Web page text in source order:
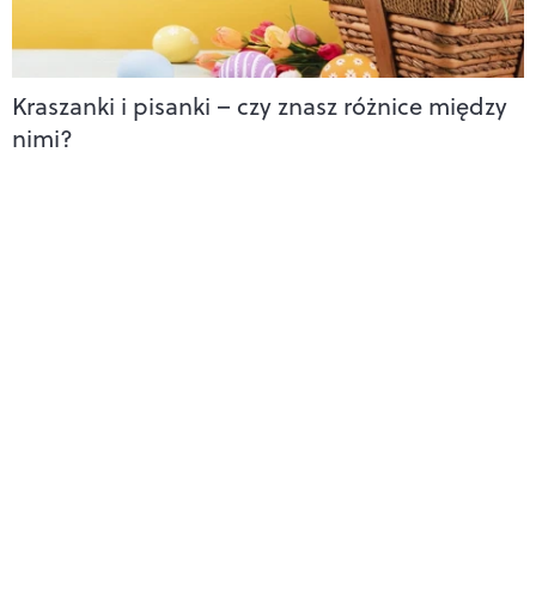
Kraszanki i pisanki – czy znasz różnice między
nimi?